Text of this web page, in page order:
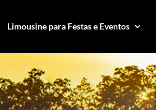
Limousine para Festas e Eventos